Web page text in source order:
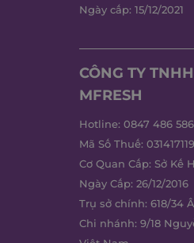
Ngày cấp: 15/12/2021
CÔNG TY
MFRESH
Hotline: 0847 486 586
Mã Số Thuế:
Cơ Quan Cấp: Sở Kế
Ngày Cấp: 26/12/2016
Trụ sở chính: 618/34
Chi nhánh: 9/18